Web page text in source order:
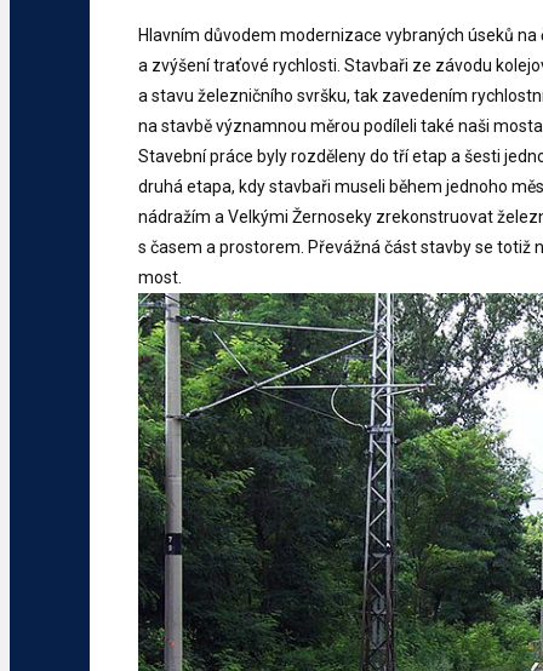
Hlavním důvodem modernizace vybraných úseků
a zvýšení traťové rychlosti. Stavbaři ze závodu
a stavu železničního svršku, tak zavedením
na stavbě významnou měrou podíleli také naši
Stavební práce byly rozděleny do tří etap a šesti
druhá etapa, kdy stavbaři museli během jednoho
nádražím a Velkými Žernoseky zrekonstruovat
s časem a prostorem. Převážná část stavby se totiž
most.